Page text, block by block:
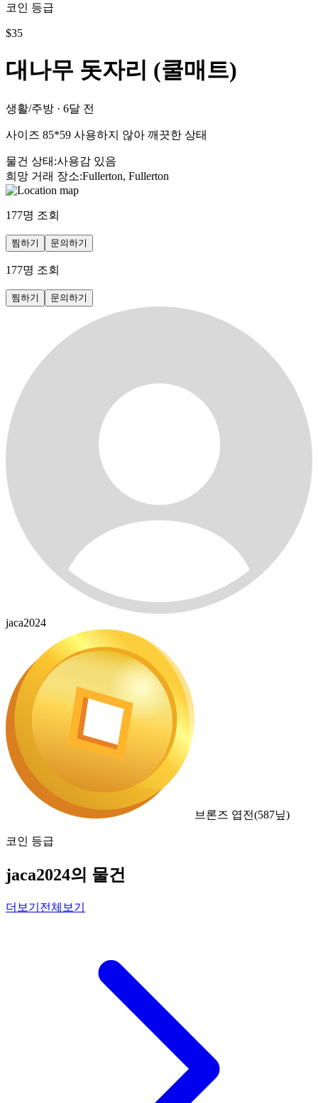
코인 등급
$35
대나무 돗자리 (쿨매트)
생활/주방 · 6달 전
사이즈 85*59 사용하지 않아 깨끗한 상태
물건 상태 :사용감 있음
희망 거래 장소:Fullerton, Fullerton
177명 조회
찜하기 문의하기
177명 조회
찜하기 문의하기
jaca2024
브론즈 엽전(587닢)
코인 등급
jaca2024의 물건
더보기 전체보기